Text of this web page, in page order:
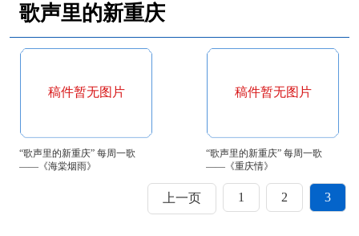
歌声里的新重庆
稿件暂无图片
“歌声里的新重庆” 每周一歌
——《海棠烟雨》
稿件暂无图片
“歌声里的新重庆” 每周一歌
——《重庆情》
上一页 1 2 3